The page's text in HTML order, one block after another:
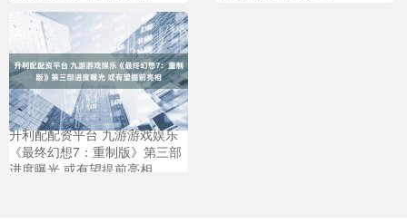
升利配配资平台 九游游戏娱乐
《最终幻想7：重制版》第三部
进度曝光 或有望提前亮相